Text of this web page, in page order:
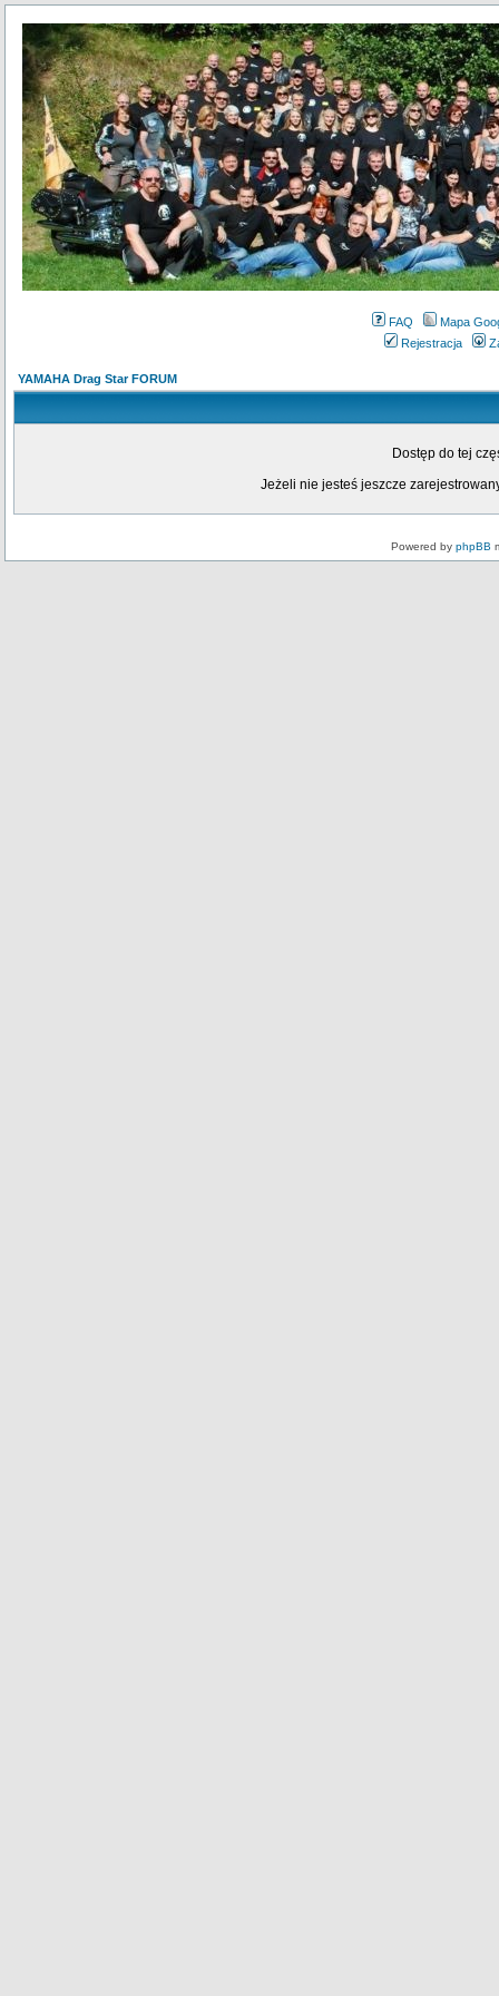
FAQ
Mapa
Rejestracja
YAMAHA Drag Star FORUM
Dostęp do tej
Jeżeli nie jesteś jeszcze
Powered by phpBB